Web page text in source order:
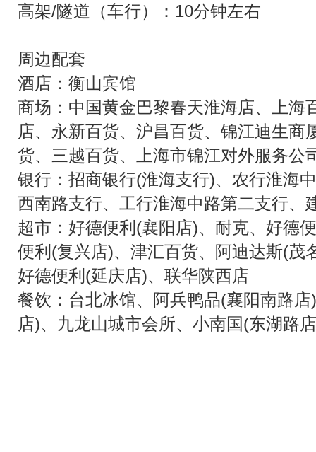
高架/隧道（车行）：10分钟左右
周边配套
酒店：衡山宾馆
商场：中国黄金巴黎春天淮海店、上海
店、永新百货、沪昌百货、锦江迪生商
货、三越百货、上海市锦江对外服务公
银行：招商银行(淮海支行)、农行淮海
西南路支行、工行淮海中路第二支行、
超市：好德便利(襄阳店)、耐克、好德
便利(复兴店)、津汇百货、阿迪达斯(茂
好德便利(延庆店)、联华陕西店
餐饮：台北冰馆、阿兵鸭品(襄阳南路
店)、九龙山城市会所、小南国(东湖路